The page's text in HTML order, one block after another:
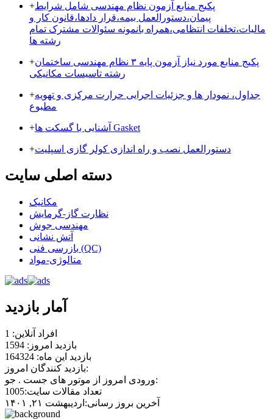
+پکیج منابع آزمون نظام مهندسی شامل شرایط
پیمان،دستورالعمل بیمه،قرار دادها،قانون کار و
مالیات،تخلفات انتظامی،همراه بانمونه سئوالات مشترک تمام
رشته ها
+پکیج منابع مورد نیاز آزمون پایه ۳ نظام مهندسی ساختمان
رشته تاسیسات مکانیکی
+جداول، نمودار ها و جزئیات اجرایی حرارت مرکزی و تهویه
مطبوع
+ آشنایی با گسکت ها Gasket
+دستورالعمل نصب و راه اندازی کولر گازی اسپلیت
دسته اصلی سایت
مکانیک
نظارت گاز-گرمایش
مهندسی جوش
آتش نشانی
بازرسی فنی (QC)
متالوژی-مواد
آمار بازدید
افراد آنلاین: 1
بازدید امروز: 1594
بازدید این ماه: 164324
بازدید کنندگان امروز:
ورودی امروز از موتور های جست . جو:
تعداد مقالات سایت:1005
آخرین بروز رسانی:اردیبهشت ۲۱, ۱۴۰۱